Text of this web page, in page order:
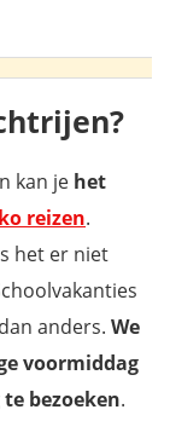
kan je het
reizen.
het er niet
anders. We
voormiddag
bezoeken.